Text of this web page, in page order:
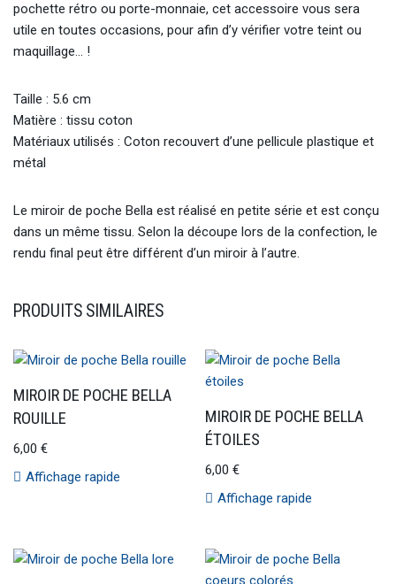
pochette rétro ou porte-monnaie, cet accessoire vous sera
utile en toutes occasions, pour afin d’y vérifier votre teint ou
maquillage… !
Taille : 5.6 cm
Matière : tissu coton
Matériaux utilisés : Coton recouvert d’une pellicule plastique et
métal
Le miroir de poche Bella est réalisé en petite série et est conçu
dans un même tissu. Selon la découpe lors de la confection, le
rendu final peut être différent d’un miroir à l’autre.
PRODUITS SIMILAIRES
MIROIR DE POCHE BELLA
ROUILLE
6,00 €
Affichage rapide
MIROIR DE POCHE BELLA
ÉTOILES
6,00€
Affichage rapide